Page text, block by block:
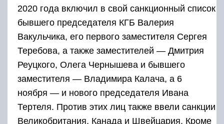
2020 года включил в свой санкционный список
бывшего председателя КГБ Валерия
Вакульчика, его первого заместителя Сергея
Теребова, а также заместителей — Дмитрия
Реуцкого, Олега Чернышева и бывшего
заместителя — Владимира Калача, а 6
ноября — и нового председателя Ивана
Тертеля. Против этих лиц также ввели санкции
Великобритания, Канада и Швейцария. Кроме